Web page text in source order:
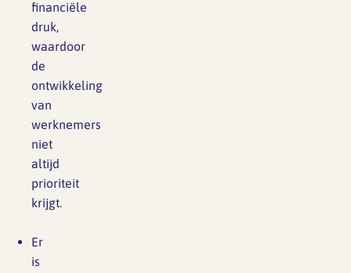
financiële
druk,
waardoor
de
ontwikkeling
van
werknemers
niet
altijd
prioriteit
krijgt.
Er
is